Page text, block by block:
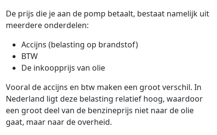
De prijs die je aan de pomp betaalt, bestaat namelijk uit
meerdere onderdelen:
Accijns (belasting op brandstof)
BTW
De inkoopprijs van olie
Vooral de accijns en btw maken een groot verschil. In
Nederland ligt deze belasting relatief hoog, waardoor
een groot deel van de benzineprijs niet naar de olie
gaat, maar naar de overheid.